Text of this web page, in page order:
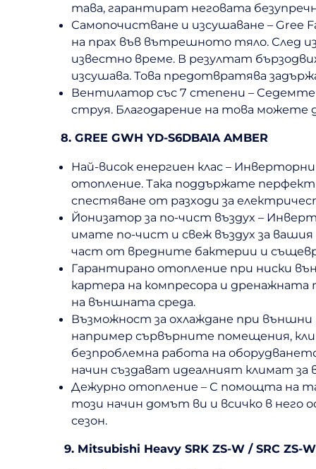
тава, гарантират неговата
Самопочистване и изсушаване – Gree
на прах във вътрешното тяло. След
известно време. В резултат
изсушава. Това предотвратява
Вентилатор със 7 степени –
струя. Благодарение на това
8. GREE GWH YD-S6DBA1A AMBER
Най-висок енергиен клас –
отопление. Така поддържате
спестяване от разходи за
Йонизатор за по-чист въздух –
имате по-чист и свеж въздух за
част от вредните бактерии и
Гарантирано отопление при ниски
картера на компресора и
на външната среда.
Възможност за охлаждане при
например сървърните помещения,
безпроблемна работа на
начин създават идеалният климат за
Дежурно отопление – С помощта на
този начин домът ви и всичко в него
сезон.
9. Mitsubishi Heavy SRK ZS-W / SRC ZS-W